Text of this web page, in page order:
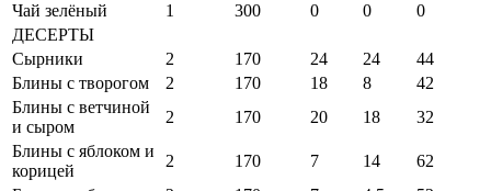
Чай зелёный
1 300 0 0
0
ДЕСЕРТЫ
Сырники
2 170 24 24
44
Блины с творогом
2 170 18 8
42
Блины с ветчиной
и сыром
2 170 20 18
32
Блины с яблоком и
корицей
2 170 7 14
62